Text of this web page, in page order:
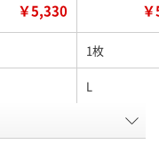
￥5,330
1枚
L